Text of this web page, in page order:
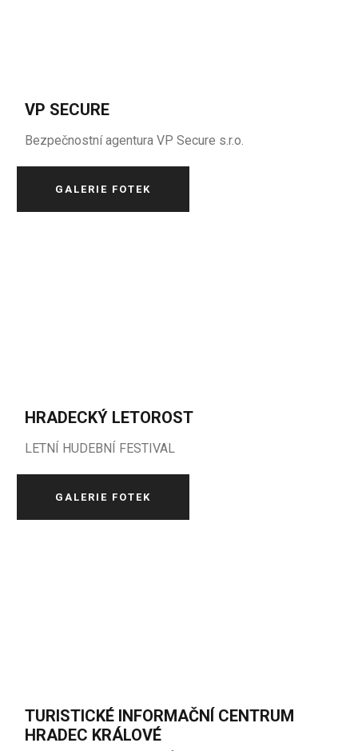
VP SECURE
Bezpečnostní agentura VP Secure s.r.o.
GALERIE FOTEK
HRADECKÝ LETOROST
LETNÍ HUDEBNÍ FESTIVAL
GALERIE FOTEK
TURISTICKÉ INFORMAČNÍ CENTRUM
HRADEC KRÁLOVÉ